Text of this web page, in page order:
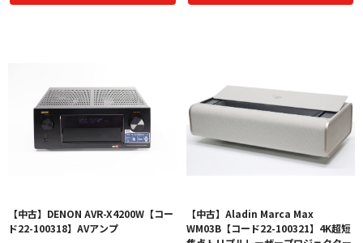
【中古】DENON AVR-X4200W【コー
ド22-100318】AVアンプ
【中古】Aladin Marca Max
WM03B【コード22-100321】4K超短